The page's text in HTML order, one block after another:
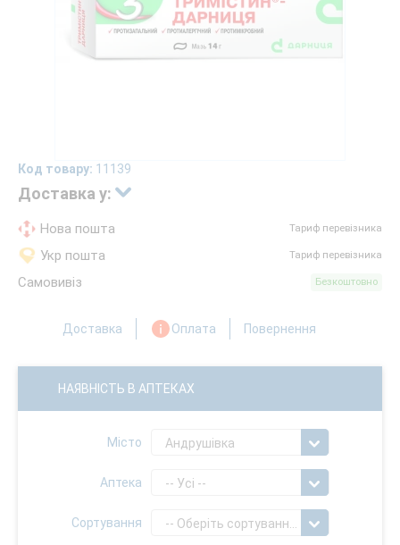
Код товару: 11139
Доставка у:
Нова пошта Тариф перевізника
Укр пошта Тариф перевізника
Самовивіз Безкоштовно
Доставка Оплата Повернення
НАЯВНІСТЬ В АПТЕКАХ
Місто Андрушівка
Аптека -- Усі --
Сортування